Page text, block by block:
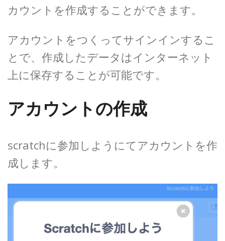
カウントを作成することができます。
アカウントをつくってサインインするこ
とで、作成したデータはインターネット
上に保存することが可能です。
アカウントの作成
scratchに参加しようにてアカウントを作
成します。